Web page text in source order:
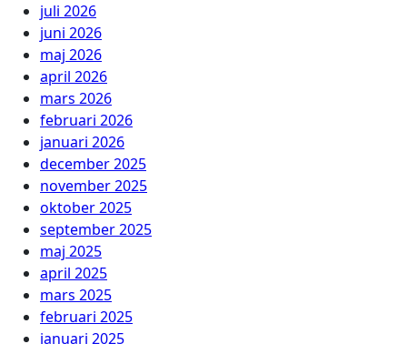
juli 2026
juni 2026
maj 2026
april 2026
mars 2026
februari 2026
januari 2026
december 2025
november 2025
oktober 2025
september 2025
maj 2025
april 2025
mars 2025
februari 2025
januari 2025